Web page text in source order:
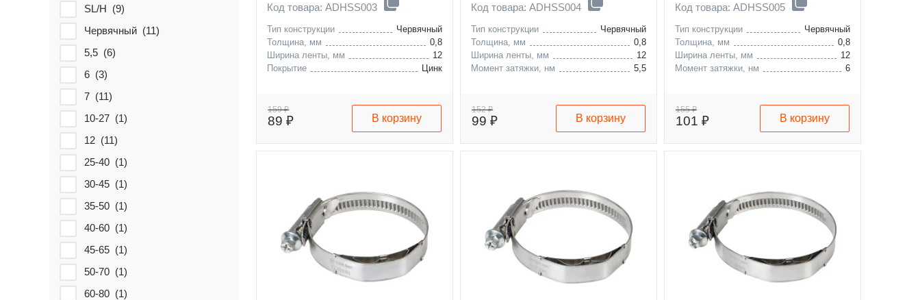
SL/H (9)
Червячный (11)
5,5 (6)
6 (3)
7 (11)
10-27 (1)
12 (11)
25-40 (1)
30-45 (1)
35-50 (1)
40-60 (1)
45-65 (1)
50-70 (1)
60-80 (1)
Код товара: ADHSS003
Тип конструкции
Червячный
Толщина, мм
0,8
Ширина ленты, мм
12
Покрытие
Цинк
159 ₽
89 ₽ В корзину
Код товара: ADHSS004
Тип конструкции
Червячный
Толщина, мм
0,8
Ширина ленты, мм
12
Момент затяжки, нм
5,5
152 ₽
99 ₽ В корзину
Код товара: ADHSS005
Тип конструкции
Червячный
Толщина, мм
0,8
Ширина ленты, мм
12
Момент затяжки, нм
6
155 ₽
101 ₽ В корзину